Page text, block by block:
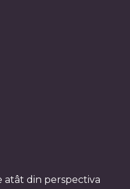
din perspectiva